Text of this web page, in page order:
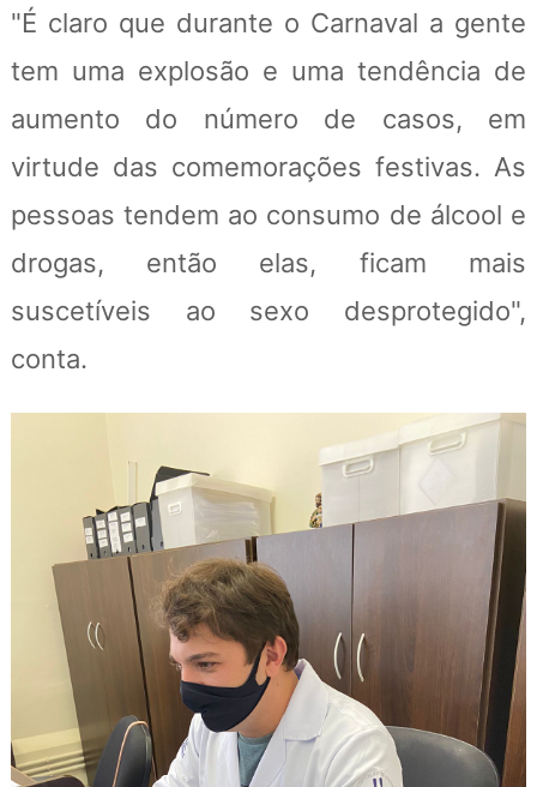
"É claro que durante o Carnaval a gente
tem uma explosão e uma tendência de
aumento do número de casos, em
virtude das comemorações festivas. As
pessoas tendem ao consumo de álcool e
drogas, então elas, ficam mais
suscetíveis ao sexo desprotegido",
conta.